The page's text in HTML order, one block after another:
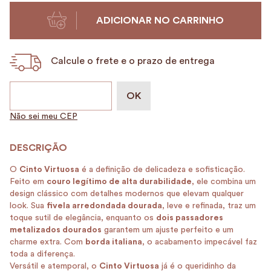
ADICIONAR NO CARRINHO
Calcule o frete e o prazo de entrega
Não sei meu CEP
O Cinto Virtuosa é a definição de delicadeza e sofisticação.
Feito em couro legítimo de alta durabilidade, ele combina um
design clássico com detalhes modernos que elevam qualquer
look. Sua fivela arredondada dourada, leve e refinada, traz um
toque sutil de elegância, enquanto os dois passadores
metalizados dourados garantem um ajuste perfeito e um
charme extra. Com borda italiana, o acabamento impecável faz
toda a diferença.
Versátil e atemporal, o Cinto Virtuosa já é o queridinho da